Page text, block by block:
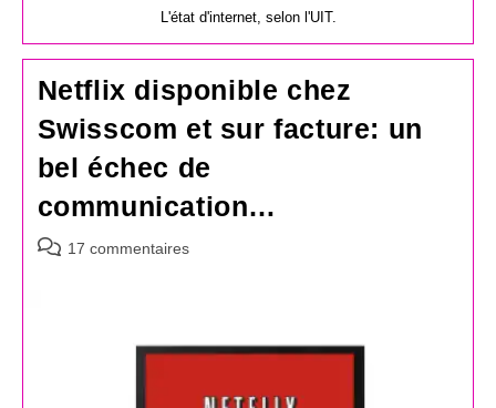
L'état d'internet, selon l'UIT.
Netflix disponible chez
Swisscom et sur facture: un
bel échec de
communication…
Commentaires
17 commentaires